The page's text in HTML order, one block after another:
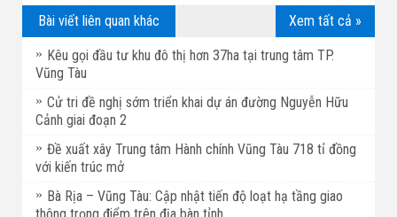
Xem tất cả »
Bài viết liên quan khác
Kêu gọi đầu tư khu đô thị hơn 37ha tại trung tâm TP.
Vũng Tàu
Cử tri đề nghị sớm triển khai dự án đường Nguyễn Hữu
Cảnh giai đoạn 2
Đề xuất xây Trung tâm Hành chính Vũng Tàu 718 tỉ đồng
với kiến trúc mở
Bà Rịa – Vũng Tàu: Cập nhật tiến độ loạt hạ tầng giao